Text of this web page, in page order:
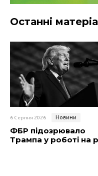
Останні
6 Серпня 2026 Новини
ФБР підозрювало
Трампа у роботі на